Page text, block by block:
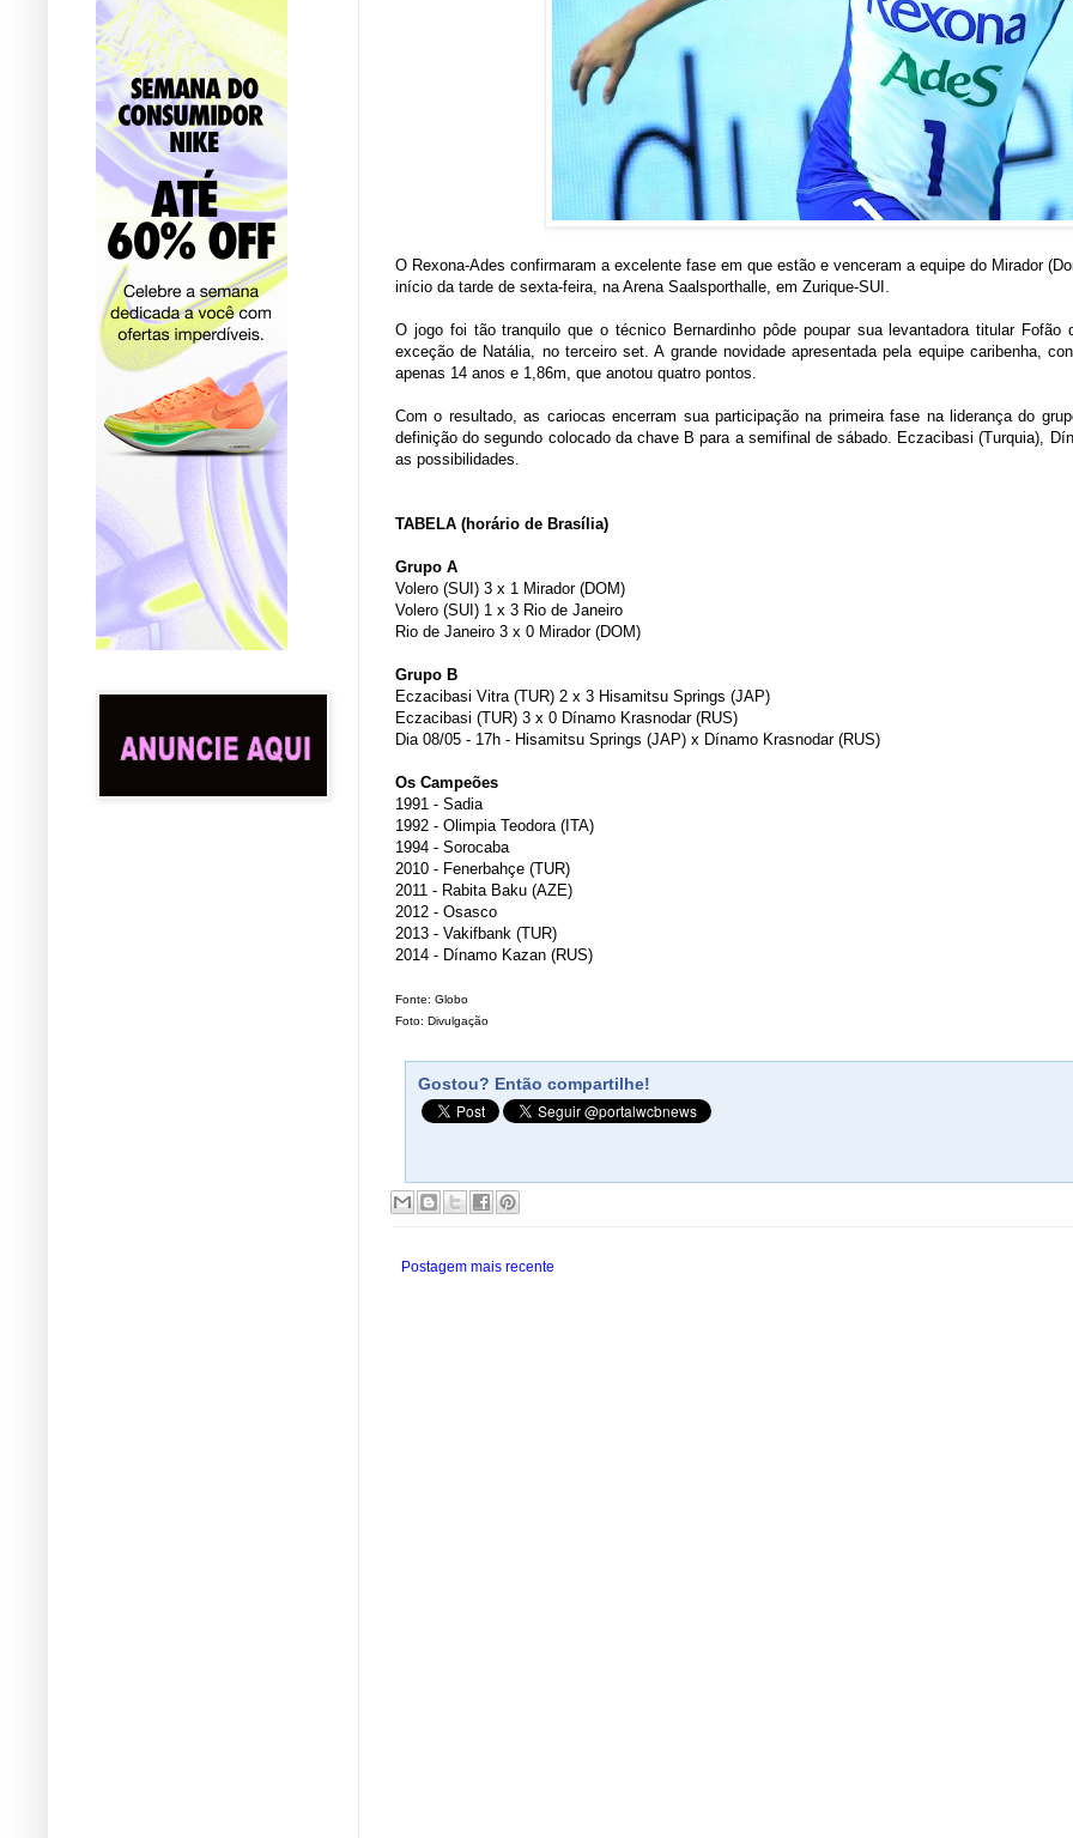
O Rexona-Ades confirmaram a excelente fase em que estão e venceram a equipe do Mirador
início da tarde de sexta-feira, na Arena Saalsporthalle, em Zurique-SUI.
O jogo foi tão tranquilo que o técnico Bernardinho pôde poupar sua levantadora titular
exceção de Natália, no terceiro set. A grande novidade apresentada pela equipe caribenha,
apenas 14 anos e 1,86m, que anotou quatro pontos.
Com o resultado, as cariocas encerram sua participação na primeira fase na liderança do
definição do segundo colocado da chave B para a semifinal de sábado. Eczacibasi (Turquia),
as possibilidades.
TABELA (horário de Brasília)
Grupo A
Volero (SUI) 3 x 1 Mirador (DOM)
Volero (SUI) 1 x 3 Rio de Janeiro
Rio de Janeiro 3 x 0 Mirador (DOM)
Grupo B
Eczacibasi Vitra (TUR) 2 x 3 Hisamitsu Springs (JAP)
Eczacibasi (TUR) 3 x 0 Dínamo Krasnodar (RUS)
Dia 08/05 - 17h - Hisamitsu Springs (JAP) x Dínamo Krasnodar (RUS)
Os Campeões
1991 - Sadia
1992 - Olimpia Teodora (ITA)
1994 - Sorocaba
2010 - Fenerbahçe (TUR)
2011 - Rabita Baku (AZE)
2012 - Osasco
2013 - Vakifbank (TUR)
2014 - Dínamo Kazan (RUS)
Fonte: Globo
Foto: Divulgação
Gostou? Então compartilhe!
Postagem mais recente